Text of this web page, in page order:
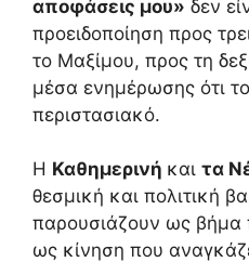
αποφάσεις μου» δεν
προειδοποίηση προς
το Μαξίμου, προς τη
μέσα ενημέρωσης ότι
περιστασιακό.
Η Καθημερινή και τα
θεσμική και πολιτική
παρουσιάζουν ως βήμα
ως κίνηση που